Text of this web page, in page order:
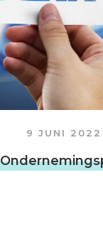
9 JUNI 2022